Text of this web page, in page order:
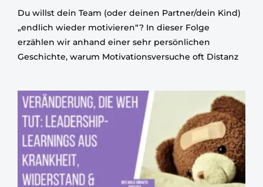
Du willst dein Team (oder deinen Partner/dein Kind)
„endlich wieder motivieren“? In dieser Folge
erzählen wir anhand einer sehr persönlichen
Geschichte, warum Motivationsversuche oft Distanz